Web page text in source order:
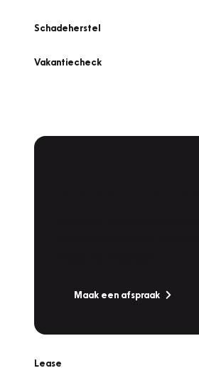
Schadeherstel
Vakantiecheck
Maak een afspraak
Lease